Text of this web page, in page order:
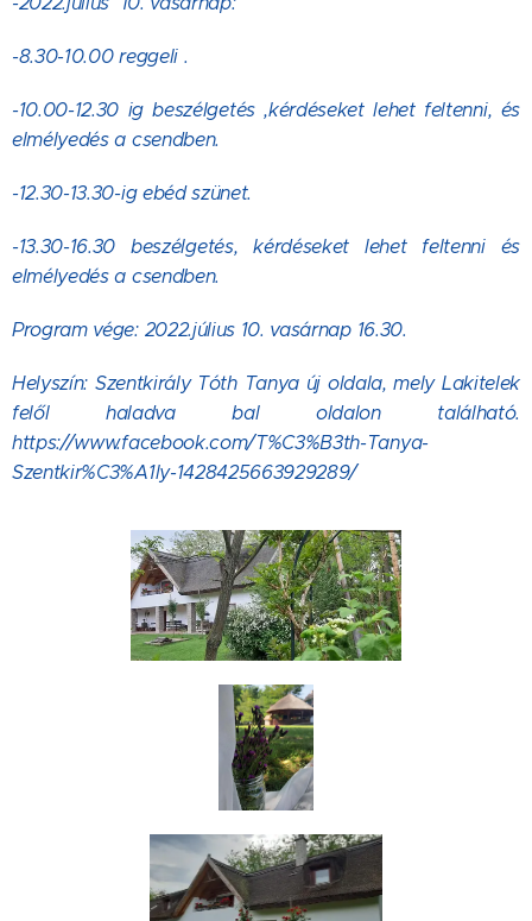
-8.30-10.00 reggeli .
-10.00-12.30 ig beszélgetés ,kérdéseket lehet feltenni, és
elmélyedés a csendben.
-12.30-13.30-ig ebéd szünet.
-13.30-16.30 beszélgetés, kérdéseket lehet feltenni és
elmélyedés a csendben.
Program vége: 2022.július 10. vasárnap 16.30.
Helyszín: Szentkirály Tóth Tanya új oldala, mely Lakitelek
felől haladva bal oldalon található.
https://www.facebook.com/T%C3%B3th-Tanya-
Szentkir%C3%A1ly-1428425663929289/